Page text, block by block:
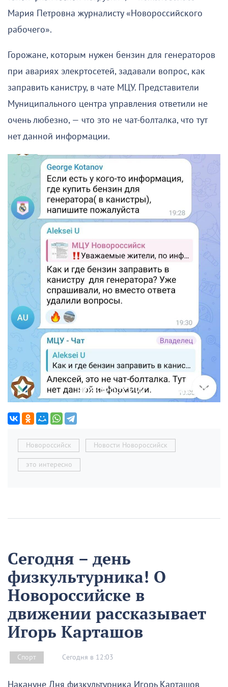
Мария Петровна журналисту «Новороссийского
рабочего».
Горожане, которым нужен бензин для генераторов
при авариях элекртосетей, задавали вопрос, как
заправить канистру, в чате МЦУ. Представители
Муниципального центра управления ответили не
очень любезно, — что это не чат-болталка, что тут
нет данной информации.
Новороссийск Новости Новороссийск
это интересно
Сегодня – день
физкультурника! О
Новороссийске в
движении рассказывает
Игорь Карташов
Спорт Сегодня в 12:03
Накануне Дня физкультурника Игорь Карташов